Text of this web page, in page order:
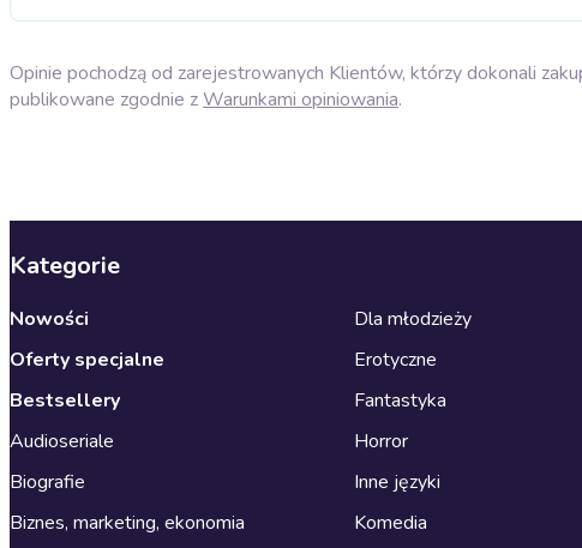
Opinie pochodzą od zarejestrowanych Klientów, którzy dokonali
publikowane zgodnie zWarunkami opiniowania.
Kategorie
Nowości
Oferty specjalne
Bestsellery
Audioseriale
Biografie
Biznes, marketing, ekonomia
Dla młodzieży
Erotyczne
Fantastyka
Horror
Inne języki
Komedia